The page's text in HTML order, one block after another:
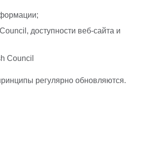
доступности веб-сайта и
Council
регулярно обновляются.